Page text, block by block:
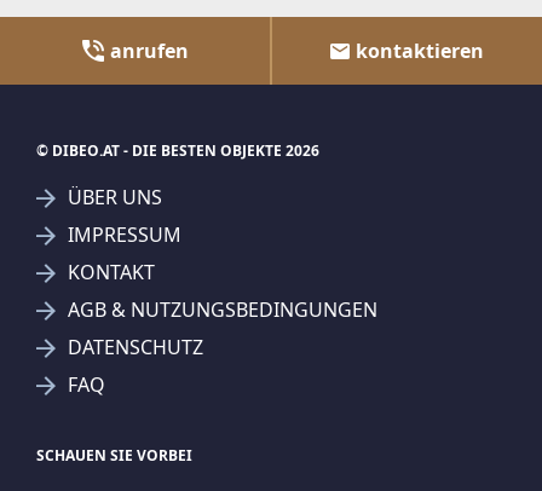
anrufen kontaktieren
© DIBEO.AT - DIE BESTEN OBJEKTE 2026
ÜBER UNS
IMPRESSUM
KONTAKT
AGB & NUTZUNGSBEDINGUNGEN
DATENSCHUTZ
FAQ
SCHAUEN SIE VORBEI